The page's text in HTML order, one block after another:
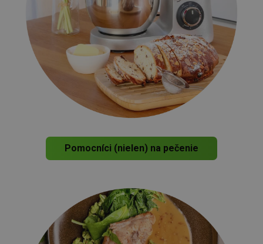
Pomocníci (nielen) na pečenie